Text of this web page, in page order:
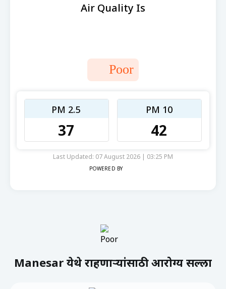
Air Quality Is
Poor
PM 2.5
37
PM 10
42
Last Updated: 07 August 2026 | 03:25 PM
POWERED BY
Manesar येथे राहणाऱ्यांसाठी आरोग्य सल्ला